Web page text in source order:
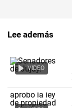
Lee además
VIDEO